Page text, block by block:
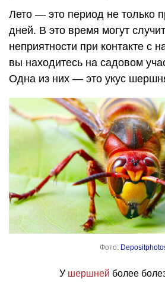
Лето — это период не только
дней. В это время могут
неприятности при контакте с
вы находитесь на садовом
Одна из них — это укус
Фото:
У шершней более